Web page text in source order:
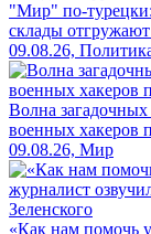
"Мир" по-
склады
09.08.26,
Волна
военных хакеров
09.08.26, Мир
«Как нам помочь